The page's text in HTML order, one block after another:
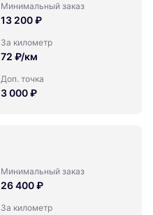
Минимальный заказ
13 200 ₽
За километр
72 ₽/км
Доп. точка
3 000 ₽
Минимальный заказ
26 400 ₽
За километр